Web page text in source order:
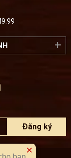
Đăng ký